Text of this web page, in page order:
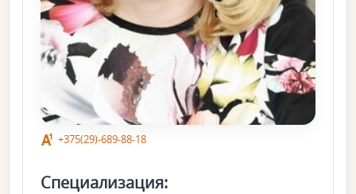
+375(29)-689-88-18
Специализация: